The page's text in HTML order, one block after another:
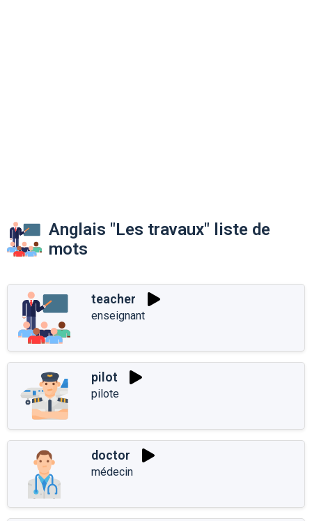
Anglais "Les travaux" liste de
mots
teacher
enseignant
pilot
pilote
doctor
médecin